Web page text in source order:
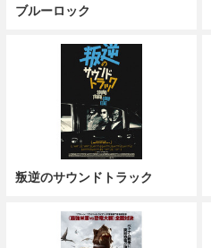
ブルーロック
叛逆のサウンドトラック